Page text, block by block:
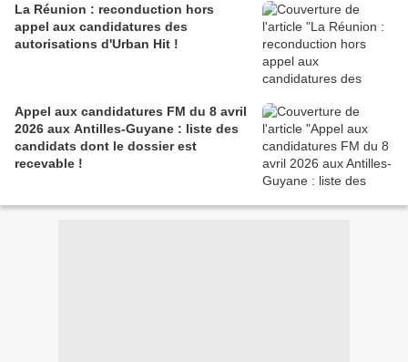
La Réunion : reconduction hors
appel aux candidatures des
autorisations d'Urban Hit !
Appel aux candidatures FM du 8 avril
2026 aux Antilles-Guyane : liste des
candidats dont le dossier est
recevable !